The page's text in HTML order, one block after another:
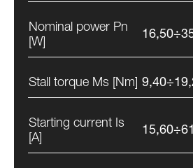
Nominal power Pn
[W]
Stall torque Ms [Nm]
Starting current Is
[A]